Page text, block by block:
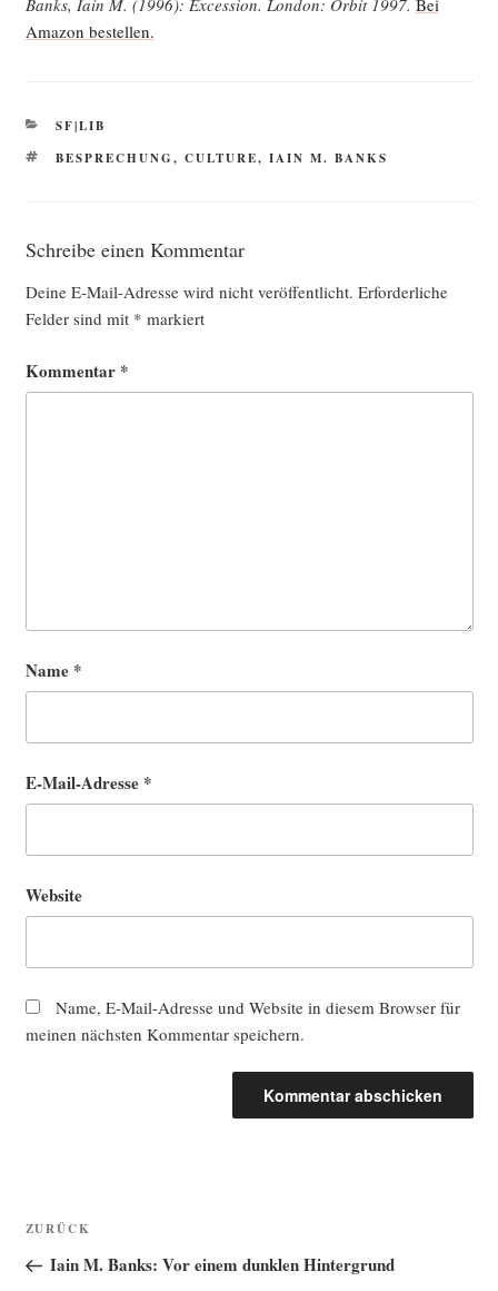
Banks, Iain M. (1996): Exces­si­on. Lon­don: Orbit 1997. Bei
Ama­zon bestellen.
KATEGORIEN
SF|LIB
SCHLAGWÖRTER
BESPRECHUNG, CULTURE, IAIN M. BANKS
Schreibe einen Kommentar
Deine E-Mail-Adresse wird nicht veröffentlicht. Erforderliche
Felder sind mit * markiert
Kommentar *
Name *
E-Mail-Adresse *
Website
Name, E-Mail-Adresse und Website in diesem Browser für
meinen nächsten Kommentar speichern.
Beitragsnavigation
Vorheriger
Beitrag
ZURÜCK
Iain M. Banks: Vor einem dunklen Hintergrund